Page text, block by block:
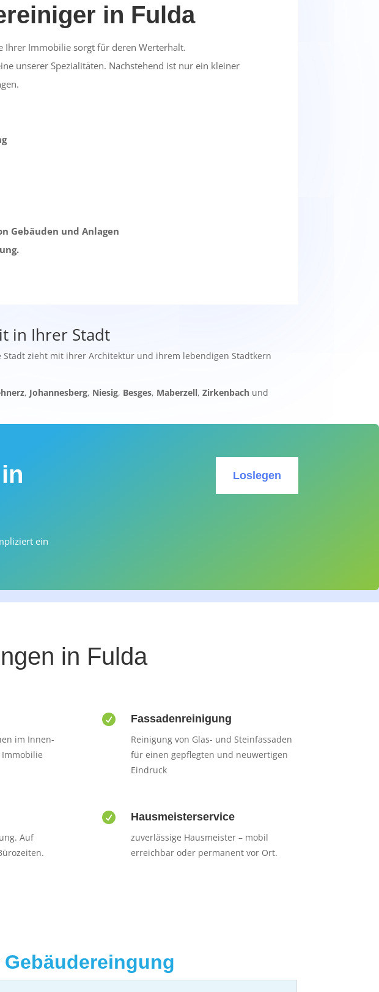
in Fulda
Ihrer Immobilie sorgt für deren Werterhalt.
unserer Spezialitäten. Nachstehend ist nur ein kleiner
Gebäuden und Anlagen
in Ihrer Stadt
zieht mit ihrer Architektur und ihrem lebendigen Stadtkern
, Johannesberg, Niesig, Besges, Maberzell,Zirkenbach und
ein
Loslegen
in Fulda
im Innen-
 Fassadenreinigung
Reinigung von Glas- und Steinfassaden
für einen gepflegten und neuwertigen
Eindruck
Auf
 Hausmeisterservice
zuverlässige Hausmeister – mobil
erreichbar oder permanent vor Ort.